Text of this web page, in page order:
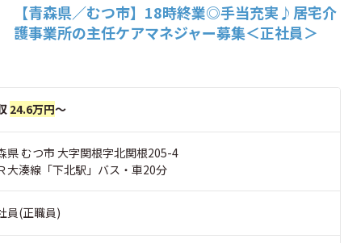
【青森県／むつ市】18時終業◎手当充実♪居宅介
護事業所の主任ケアマネジャー募集＜正社員＞
24.6万円～
県 むつ市 大字関根字北関根205-4
大湊線「下北駅」バス・車20分
員(正職員)